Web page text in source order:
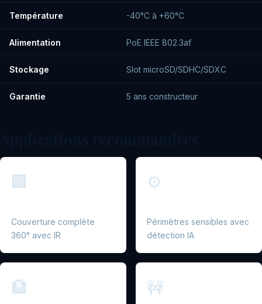
Température -40°C à +60°C
Alimentation PoE IEEE 802.3af
Stockage Slot microSD/SDHC/SDXC
Garantie 5 ans constructeur
🏢
Couverture complète
360° avec IR
⚙️
Périmètres sensibles avec
détection IA
🏦 🚧